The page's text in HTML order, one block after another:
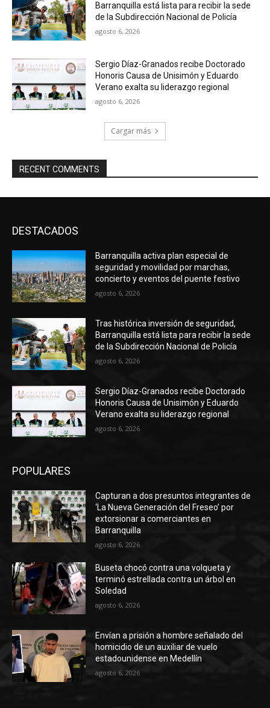
Barranquilla está lista para recibir la sede
de la Subdirección Nacional de Policía
agosto 6, 2026
Sergio Díaz-Granados recibe Doctorado
Honoris Causa de Unisimón y Eduardo
Verano exalta su liderazgo regional
agosto 6, 2026
Cargar más
RECENT COMMENTS
DESTACADOS
Barranquilla activa plan especial de
seguridad y movilidad por marchas,
concierto y eventos del puente festivo
agosto 6, 2026
Tras histórica inversión de seguridad,
Barranquilla está lista para recibir la sede
de la Subdirección Nacional de Policía
agosto 6, 2026
Sergio Díaz-Granados recibe Doctorado
Honoris Causa de Unisimón y Eduardo
Verano exalta su liderazgo regional
agosto 6, 2026
POPULARES
Capturan a dos presuntos integrantes de
‘La Nueva Generación del Freseo’ por
extorsionar a comerciantes en
Barranquilla
agosto 6, 2026
Buseta chocó contra una volqueta y
terminó estrellada contra un árbol en
Soledad
agosto 6, 2026
Envían a prisión a hombre señalado del
homicidio de un auxiliar de vuelo
estadounidense en Medellín
agosto 6, 2026